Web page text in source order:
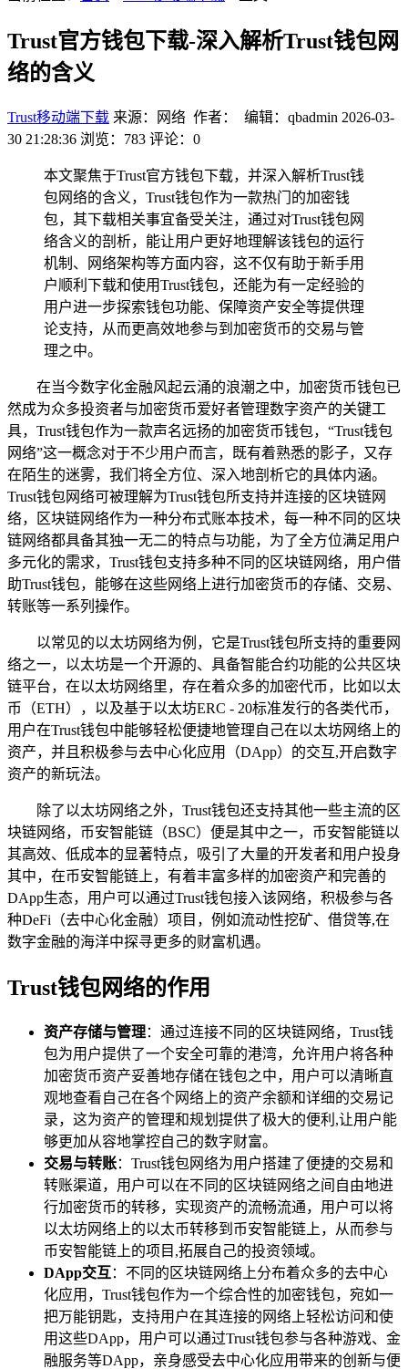
Trust官方钱包下载-深入解析Trust钱包网
络的含义
Trust移动端下载 来源：网络 作者： 编辑：qbadmin 2026-03-
30 21:28:36 浏览：783 评论：0
本文聚焦于Trust官方钱包下载，并深入解析Trust钱
包网络的含义，Trust钱包作为一款热门的加密钱
包，其下载相关事宜备受关注，通过对Trust钱包网
络含义的剖析，能让用户更好地理解该钱包的运行
机制、网络架构等方面内容，这不仅有助于新手用
户顺利下载和使用Trust钱包，还能为有一定经验的
用户进一步探索钱包功能、保障资产安全等提供理
论支持，从而更高效地参与到加密货币的交易与管
理之中。
在当今数字化金融风起云涌的浪潮之中，加密货币钱包已
然成为众多投资者与加密货币爱好者管理数字资产的关键工
具，Trust钱包作为一款声名远扬的加密货币钱包，“Trust钱包
网络”这一概念对于不少用户而言，既有着熟悉的影子，又存
在陌生的迷雾，我们将全方位、深入地剖析它的具体内涵。
Trust钱包网络可被理解为Trust钱包所支持并连接的区块链网
络，区块链网络作为一种分布式账本技术，每一种不同的区块
链网络都具备其独一无二的特点与功能，为了全方位满足用户
多元化的需求，Trust钱包支持多种不同的区块链网络，用户借
助Trust钱包，能够在这些网络上进行加密货币的存储、交易、
转账等一系列操作。
以常见的以太坊网络为例，它是Trust钱包所支持的重要网
络之一，以太坊是一个开源的、具备智能合约功能的公共区块
链平台，在以太坊网络里，存在着众多的加密代币，比如以太
币（ETH），以及基于以太坊ERC - 20标准发行的各类代币，
用户在Trust钱包中能够轻松便捷地管理自己在以太坊网络上的
资产，并且积极参与去中心化应用（DApp）的交互,开启数字
资产的新玩法。
除了以太坊网络之外，Trust钱包还支持其他一些主流的区
块链网络，币安智能链（BSC）便是其中之一，币安智能链以
其高效、低成本的显著特点，吸引了大量的开发者和用户投身
其中，在币安智能链上，有着丰富多样的加密资产和完善的
DApp生态，用户可以通过Trust钱包接入该网络，积极参与各
种DeFi（去中心化金融）项目，例如流动性挖矿、借贷等,在
数字金融的海洋中探寻更多的财富机遇。
Trust钱包网络的作用
资产存储与管理：通过连接不同的区块链网络，Trust钱
包为用户提供了一个安全可靠的港湾，允许用户将各种
加密货币资产妥善地存储在钱包之中，用户可以清晰直
观地查看自己在各个网络上的资产余额和详细的交易记
录，这为资产的管理和规划提供了极大的便利,让用户能
够更加从容地掌控自己的数字财富。
交易与转账：Trust钱包网络为用户搭建了便捷的交易和
转账渠道，用户可以在不同的区块链网络之间自由地进
行加密货币的转移，实现资产的流畅流通，用户可以将
以太坊网络上的以太币转移到币安智能链上，从而参与
币安智能链上的项目,拓展自己的投资领域。
DApp交互 ：不同的区块链网络上分布着众多的去中心
化应用，Trust钱包作为一个综合性的加密钱包，宛如一
把万能钥匙，支持用户在其连接的网络上轻松访问和使
用这些DApp，用户可以通过Trust钱包参与各种游戏、金
融服务等DApp，亲身感受去中心化应用带来的创新与便